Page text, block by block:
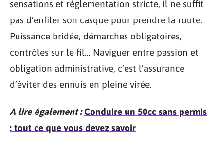
sensations et réglementation stricte, il ne suffit
pas d’enfiler son casque pour prendre la route.
Puissance bridée, démarches obligatoires,
contrôles sur le fil… Naviguer entre passion et
obligation administrative, c’est l’assurance
d’éviter des ennuis en pleine virée.
A lire également : Conduire un 50cc sans permis
: tout ce que vous devez savoir